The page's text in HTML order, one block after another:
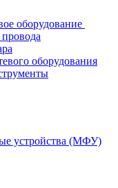
оборудование
оборудования
устройства (МФУ)